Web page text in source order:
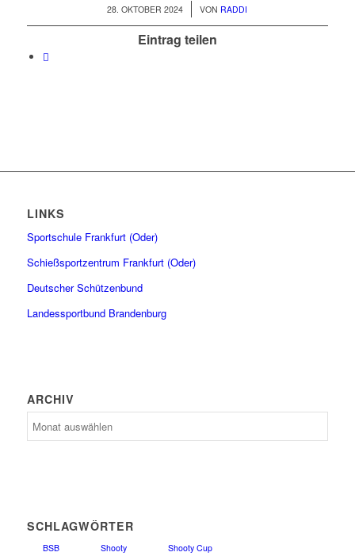
28. OKTOBER 2024
/ VON RADDI
Eintrag teilen
LINKS
Sportschule Frankfurt (Oder)
Schießsportzentrum Frankfurt (Oder)
Deutscher Schützenbund
Landessportbund Brandenburg
ARCHIV
SCHLAGWÖRTER
BSB Shooty Shooty Cup